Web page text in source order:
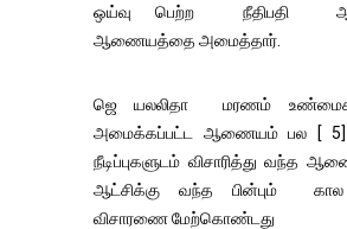
ஒய்வு பெற்ற நீதிபதி
ஆணையத்தை அமைத்தார்.
ஜெ யலலிதா மரணம்
அமைக்கப்பட்ட ஆணையம் பல [
நீடிப்புகளுடம் விசாரித்து வந்த
ஆட்சிக்கு வந்த பின்பும் கால
விசாரணை மேற்கொண்டது